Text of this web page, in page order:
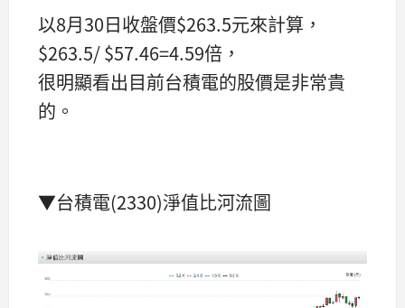
以8月30日收盤價$263.5元來計算，
$263.5/ $57.46=4.59倍，
很明顯看出目前台積電的股價是非常貴
的。
▼台積電(2330)淨值比河流圖